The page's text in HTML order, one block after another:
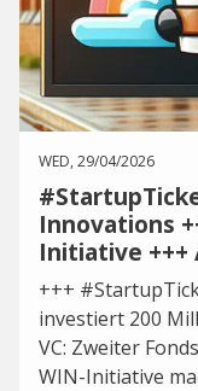
WED, 29/04/2026
Innovations
Initiative +++
+++
investiert 200
VC: Zweiter
WIN-Initiative